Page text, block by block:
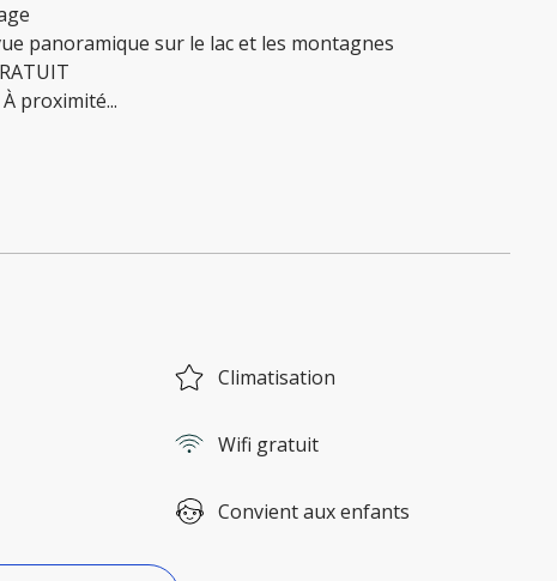
panoramique sur le lac et les montagnes
À proximité...
Climatisation
Wifi gratuit
Convient aux enfants